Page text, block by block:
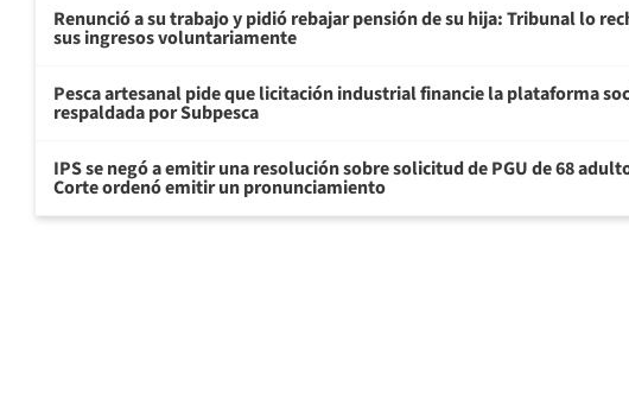
Renunció a su trabajo y pidió rebajar pensión de su hija: Tribunal lo
sus ingresos voluntariamente
Pesca artesanal pide que licitación industrial financie la plataforma
respaldada por Subpesca
IPS se negó a emitir una resolución sobre solicitud de PGU de 68
Corte ordenó emitir un pronunciamiento